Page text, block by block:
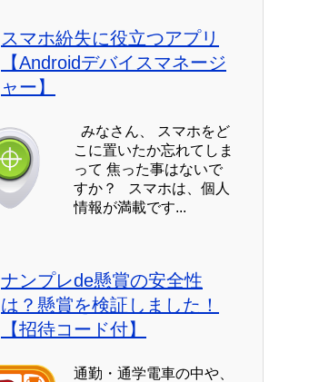
スマホ紛失に役立つアプリ
【Androidデバイスマネージ
ャー】
みなさん、 スマホをど
こに置いたか忘れてしま
って 焦った事はないで
すか？ スマホは、個人
情報が満載です...
ナンプレde懸賞の安全性
は？懸賞を検証しました！
【招待コード付】
通勤・通学電車の中や、